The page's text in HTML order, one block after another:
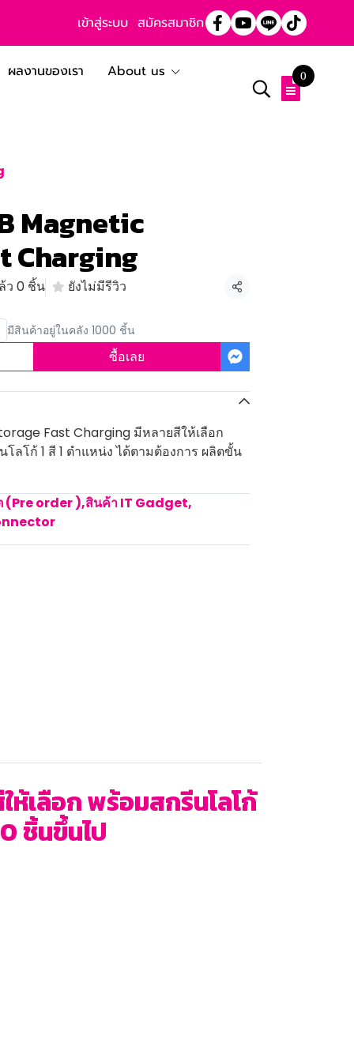
เข้าสู่ระบบ สมัครสมาชิก
ผลงานของเรา
About us
0
Magnetic
Charging
ว 0 ชิ้น ยังไม่มีรีวิว
แชร์
มีสินค้าอยู่ในคลัง 1000 ชิ้น
ซื้อเลย
Fast Charging มีหลายสีให้เลือก
ลโก้ 1 สี 1 ตำแหน่ง ได้ตามต้องการ ผลิตขั้น
(Pre order ),สินค้า IT Gadget,
ห้เลือก พร้อมสกรีนโลโก้
ชิ้นขึ้นไป